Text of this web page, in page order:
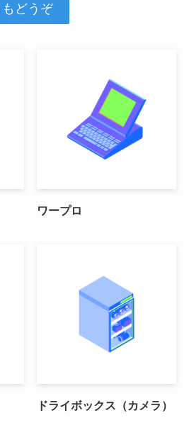
どうぞ
ワープロ
ドライボックス（カメラ）